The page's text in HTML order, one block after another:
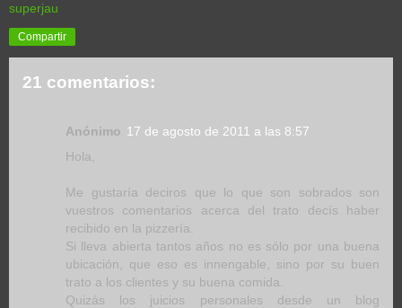
superjau
Compartir
21 comentarios:
Anónimo 17 de agosto de 2011 a las 8:57
Hola,
Me gustaría deciros que lo que son sobrados son
vuestros comentarios acerca del trato decís haber
recibido en la pizzería.
Si lleva abierta tantos años no es sólo por una buena
ubicación, que eso es innengable, sino por su buen
trato a los clientes y su buena comida.
Quizás los juicios personales desde un blog